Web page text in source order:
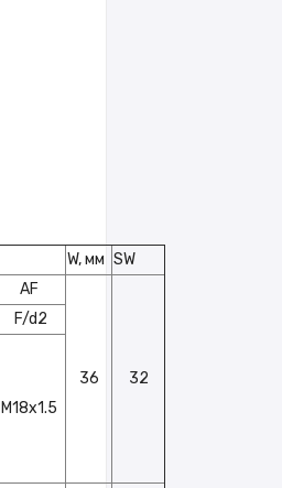
W, мм SW
AF
36 32
F/d2
M18x1.5